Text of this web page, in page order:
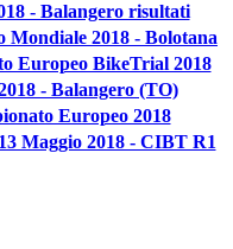
- Balangero risultati
Mondiale 2018 - Bolotana
Europeo BikeTrial 2018
- Balangero (TO)
Europeo 2018
Maggio 2018 - CIBT R1